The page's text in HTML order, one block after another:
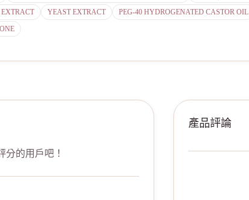
YEAST EXTRACT PEG-40 HYDROGENATED CASTOR OIL
分的用戶吧！
產品評論